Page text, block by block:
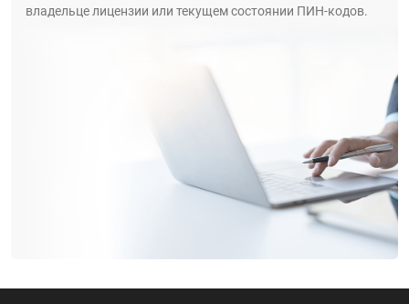
владельце лицензии или текущем состоянии ПИН-кодов.